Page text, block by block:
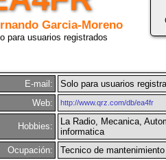
Garcia-Moreno
para usuarios registrados
E-mail:
Solo para usuarios
Web:
http://www.qrz.com/db/ea4fr
Hobbies:
La Radio, Mecanica,
informatica
Ocupación:
Tecnico de mantenimiento